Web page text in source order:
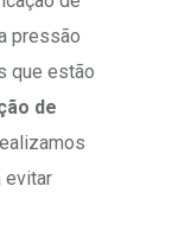
pressão
que estão
de
evitar